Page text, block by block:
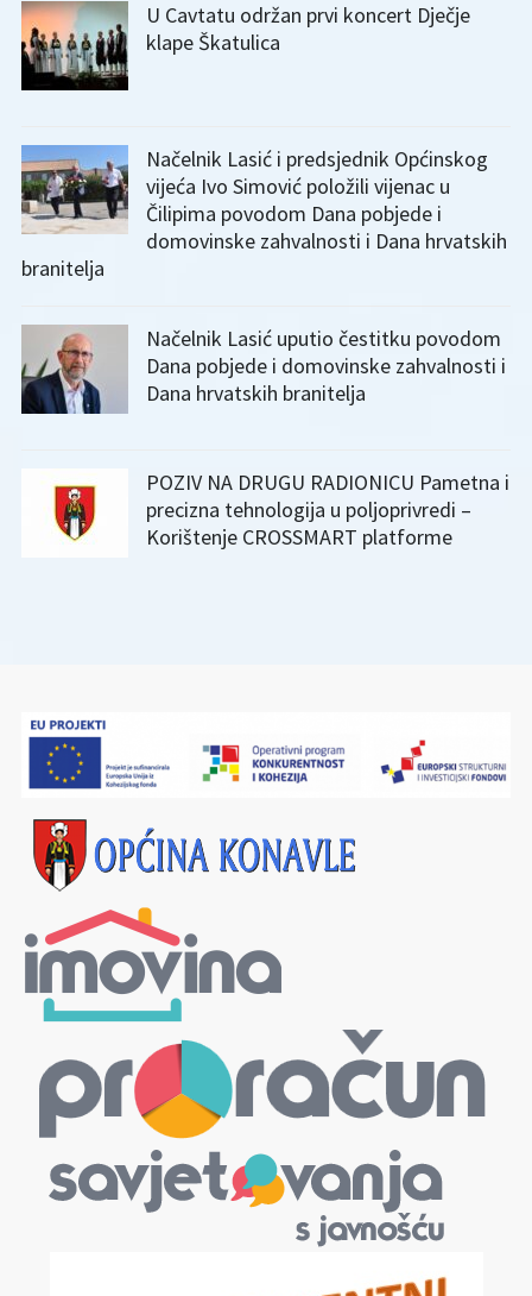
U Cavtatu održan prvi koncert Dječje
klape Škatulica
Načelnik Lasić i predsjednik Općinskog
vijeća Ivo Simović položili vijenac u
Čilipima povodom Dana pobjede i
domovinske zahvalnosti i Dana hrvatskih
branitelja
Načelnik Lasić uputio čestitku povodom
Dana pobjede i domovinske zahvalnosti i
Dana hrvatskih branitelja
POZIV NA DRUGU RADIONICU Pametna i
precizna tehnologija u poljoprivredi –
Korištenje CROSSMART platforme